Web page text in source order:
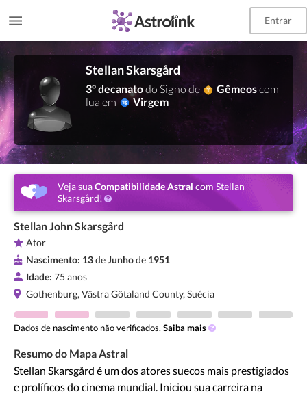
Entrar
Stellan Skarsgård
3º decanatodo Signo de Gêmeoscom
lua em
Virgem
Veja suaCompatibilidade Astral com Stellan
Skarsgård!
Stellan John Skarsgård
Ator
Nascimento: 13deJunhode 1951
Idade: 75 anos
Gothenburg, Västra Götaland County, Suécia
Dados de nascimento não verificados. Saiba mais
Resumo do Mapa Astral
Stellan Skarsgård é um dos atores suecos mais prestigiados
e prolíficos do cinema mundial. Iniciou sua carreira na